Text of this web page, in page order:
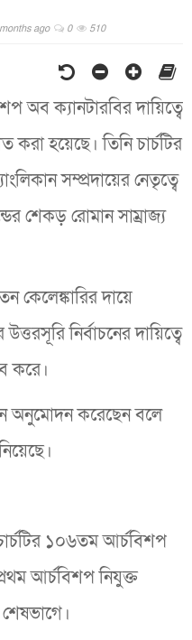
ago 0 510
অব ক্যানটারবির দায়িত্বে
করা হয়েছে। তিনি চার্চটির
সম্প্রদায়ের নেতৃত্বে
শেকড় রোমান সাম্রাজ্য
কেলেঙ্কারির দায়ে
নির্বাচনের দায়িত্বে
করে।
অনুমোদন করেছেন বলে
১০৬তম আর্চবিশপ
আর্চবিশপ নিযুক্ত